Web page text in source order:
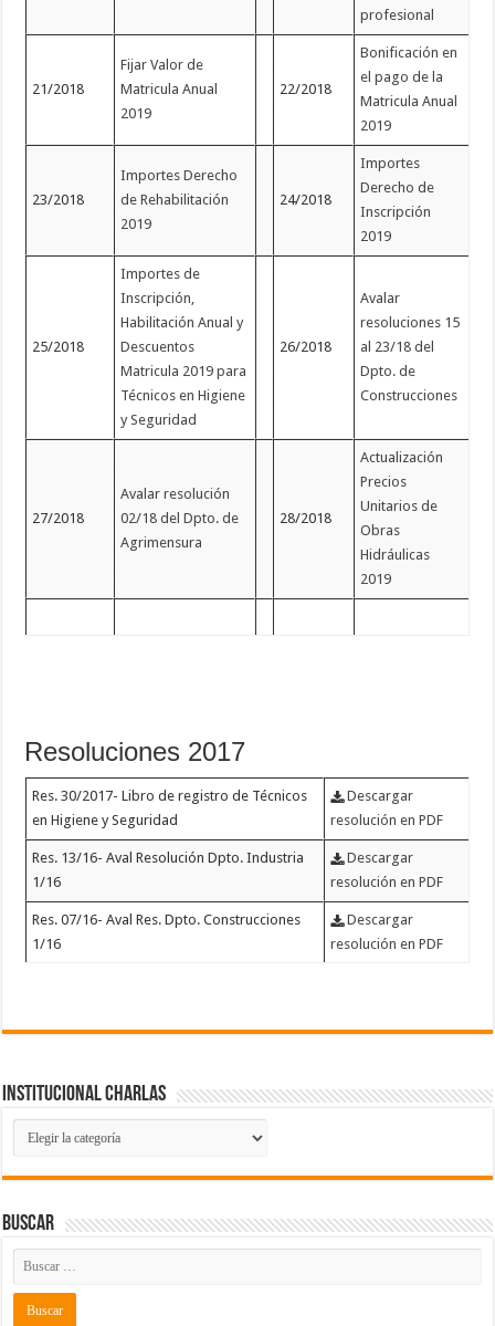
profesional
21/2018
Fijar Valor de
Matricula Anual
2019
22/2018
Bonificación en
el pago de la
Matricula Anual
2019
23/2018
Importes Derecho
de Rehabilitación
2019
24/2018
Importes
Derecho de
Inscripción
2019
25/2018
Importes de
Inscripción,
Habilitación Anual y
Descuentos
Matricula 2019 para
Técnicos en Higiene
y Seguridad
26/2018
Avalar
resoluciones 15
al 23/18 del
Dpto. de
Construcciones
27/2018
Avalar resolución
02/18 del Dpto. de
Agrimensura
28/2018
Actualización
Precios
Unitarios de
Obras
Hidráulicas
2019
Resoluciones 2017
Res. 30/2017- Libro de registro de Técnicos
en Higiene y Seguridad
Descargar
resolución en PDF
Res. 13/16- Aval Resolución Dpto. Industria
1/16
Descargar
resolución en PDF
Res. 07/16- Aval Res. Dpto. Construcciones
1/16
Descargar
resolución en PDF
Institucional Charlas
Institucional
Charlas
Buscar